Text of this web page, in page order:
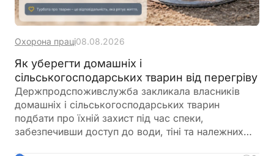
Охорона праці08.08.2026
Як уберегти домашніх і
сільськогосподарських тварин від перегріву
Держпродспоживслужба закликала власників
домашніх і сільськогосподарських тварин
подбати про їхній захист під час спеки,
забезпечивши доступ до води, тіні та належних